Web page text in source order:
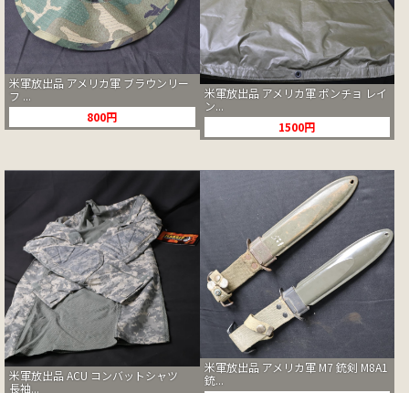
米軍放出品 アメリカ軍 ブラウンリー
フ ...
800円
米軍放出品 アメリカ軍 ポンチョ レイ
ン...
1500円
米軍放出品 ACU コンバットシャツ
長袖...
米軍放出品 アメリカ軍 M7 銃剣 M8A1
銃...